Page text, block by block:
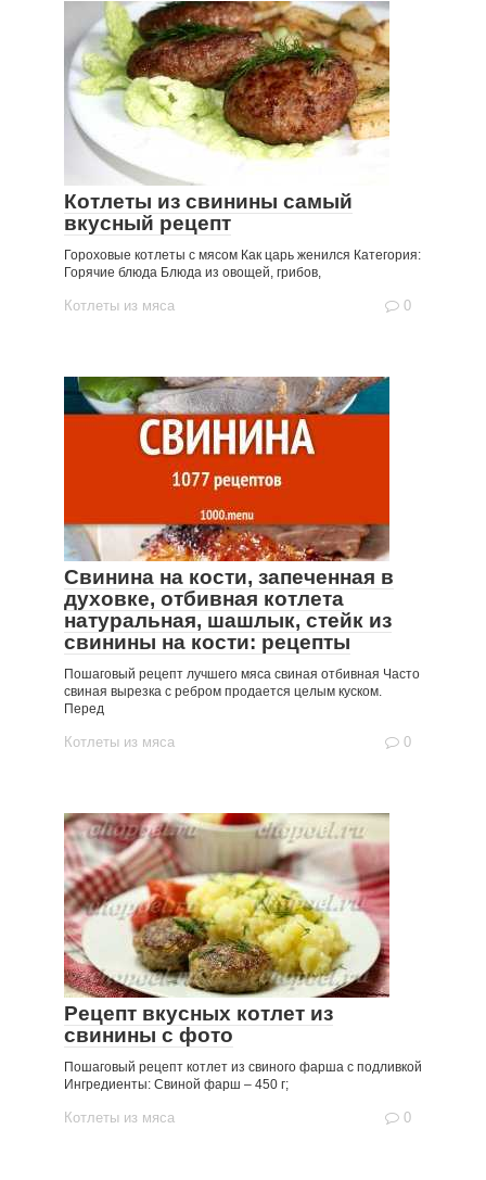
Котлеты из свинины самый
вкусный рецепт
Гороховые котлеты с мясом Как царь женился Категория:
Горячие блюда Блюда из овощей, грибов,
Котлеты из мяса 0
Свинина на кости, запеченная в
духовке, отбивная котлета
натуральная, шашлык, стейк из
свинины на кости: рецепты
Пошаговый рецепт лучшего мяса свиная отбивная Часто
свиная вырезка с ребром продается целым куском.
Перед
Котлеты из мяса 0
Рецепт вкусных котлет из
свинины с фото
Пошаговый рецепт котлет из свиного фарша с подливкой
Ингредиенты: Свиной фарш – 450 г;
Котлеты из мяса 0